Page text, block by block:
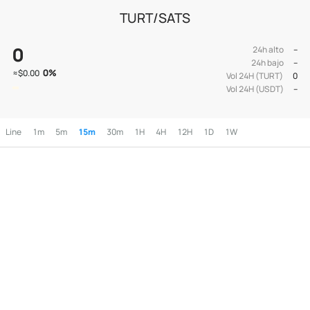
TURT/SATS
0
≈$0.00 0%
24h alto
--
24h bajo
--
Vol 24H (TURT)
0
Vol 24H (USDT)
--
Line 1m 5m 15m 30m 1H 4H 12H 1D 1W